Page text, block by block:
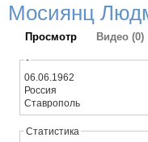
Мосиянц
Просмотр Видео (0)
-
06.06.1962
Россия
Ставрополь
Статистика